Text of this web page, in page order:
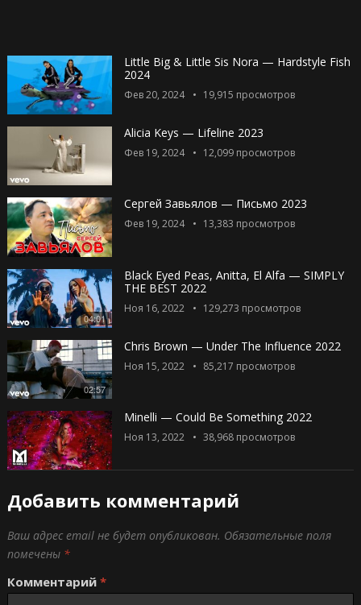
Little Big & Little Sis Nora — Hardstyle Fish
2024
Фев 20, 2024 19,915 просмотров
Alicia Keys — Lifeline 2023
Фев 19, 2024 12,099просмотров
Сергей Завьялов — Письмо 2023
Фев 19, 2024 13,383 просмотров
04:01
Black Eyed Peas, Anitta, El Alfa — SIMPLY
THE BEST 2022
Ноя 16, 2022 129,273 просмотров
02:57
Chris Brown — Under The Influence 2022
Ноя 15, 2022 85,217 просмотров
Minelli — Could Be Something 2022
Ноя 13, 2022 38,968просмотров
Добавить комментарий
Ваш адрес email не будет опубликован. Обязательные поля
помечены *
Комментарий *